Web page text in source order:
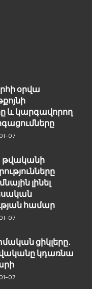
օրվա
և կարգավորող
07
թվականի
լինել
համար
07
ցիկլերը.
կդառնա
07